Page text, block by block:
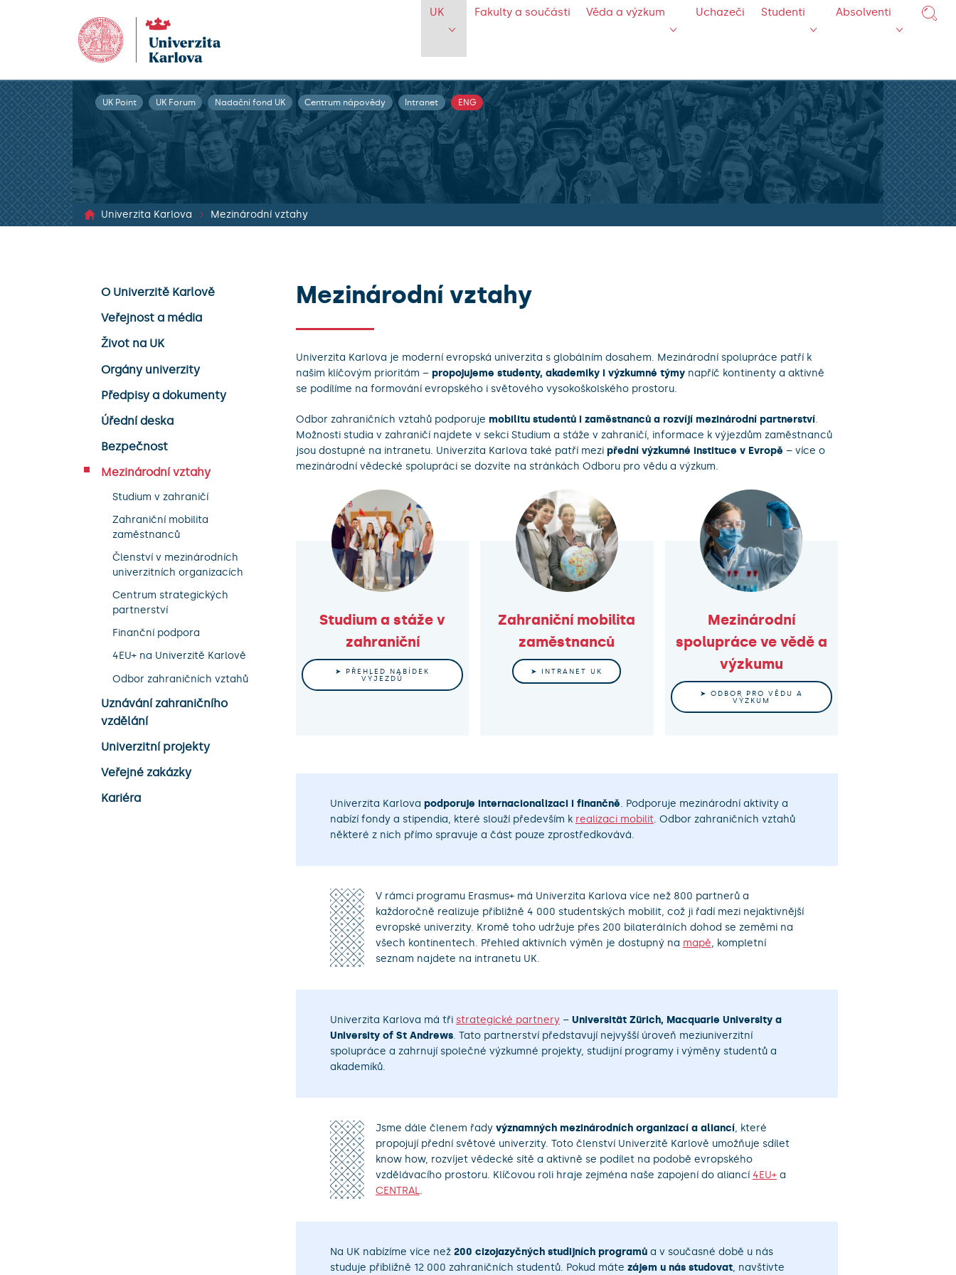
UK Fakulty a součásti Věda a výzkum Uchazeči Studenti Absolventi
UK Point UK Forum Nadační fond UK Centrum nápovědy Intranet ENG
Univerzita Karlova Mezinárodní vztahy
O Univerzitě Karlově
Veřejnost a média
Život na UK
Orgány univerzity
Předpisy a dokumenty
Úřední deska
Bezpečnost
Mezinárodní vztahy
Studium v zahraničí
Zahraniční mobilita
zaměstnanců
Členství v mezinárodních
univerzitních organizacích
Centrum strategických
partnerství
Finanční podpora
4EU+ na Univerzitě Karlově
Odbor zahraničních vztahů
Uznávání zahraničního
vzdělání
Univerzitní projekty
Veřejné zakázky
Kariéra
Mezinárodní vztahy
Univerzita Karlova je moderní evropská univerzita s globálním dosahem. Mezinárodní spolupráce patří k
našim klíčovým prioritám – propojujeme studenty, akademiky i výzkumné týmynapříč kontinenty a aktivně
se podílíme na formování evropského i světového vysokoškolského prostoru.
Odbor zahraničních vztahů podporuje mobilitu studentů i zaměstnanců a rozvíjí mezinárodní partnerství.
Možnosti studia v zahraničí najdete v sekci Studium a stáže v zahraničí, informace k výjezdům zaměstnanců
jsou dostupné na intranetu. Univerzita Karlova také patří mezi přední výzkumné instituce v Evropě – více o
mezinárodní vědecké spolupráci se dozvíte na stránkách Odboru pro vědu a výzkum.
Studium a stáže v
zahraniční
➤ PŘEHLED NABÍDEK
VÝJEZDŮ
Zahraniční mobilita
zaměstnanců
➤ INTRANET UK
Mezinárodní
spolupráce ve vědě a
výzkumu
➤ ODBOR PRO VĚDU A
VÝZKUM
Univerzita Karlova podporuje internacionalizaci i finančně. Podporuje mezinárodní aktivity a
nabízí fondy a stipendia, které slouží především k realizaci mobilit. Odbor zahraničních vztahů
některé z nich přímo spravuje a část pouze zprostředkovává.
V rámci programu Erasmus+ má Univerzita Karlova více než 800 partnerů a
každoročně realizuje přibližně 4 000 studentských mobilit, což ji řadí mezi nejaktivnější
evropské univerzity. Kromě toho udržuje přes 200 bilaterálních dohod se zeměmi na
všech kontinentech. Přehled aktivních výměn je dostupný na mapě, kompletní
seznam najdete na intranetu UK.
Univerzita Karlova má tři strategické partnery– Universität Zürich, Macquarie University a
University of St Andrews. Tato partnerství představují nejvyšší úroveň meziuniverzitní
spolupráce a zahrnují společné výzkumné projekty, studijní programy i výměny studentů a
akademiků.
Jsme dále členem řady významných mezinárodních organizací a aliancí, které
propojují přední světové univerzity. Toto členství Univerzitě Karlově umožňuje sdílet
know how, rozvíjet vědecké sítě a aktivně se podílet na podobě evropského
vzdělávacího prostoru. Klíčovou roli hraje zejména naše zapojení do aliancí 4EU+a
CENTRAL.
Na UK nabízíme více než 200 cizojazyčných studijních programůa v současné době u nás
studuje přibližně 12 000 zahraničních studentů. Pokud máte zájem u nás studovat, navštivte